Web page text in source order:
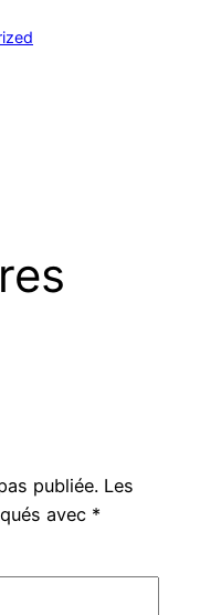
publiée. Les
avec *